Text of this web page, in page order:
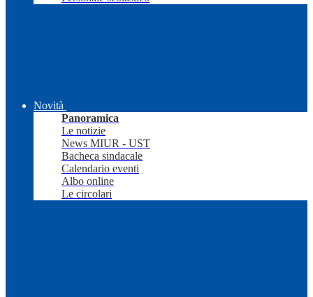
Novità
Panoramica
Le notizie
News MIUR - UST
Bacheca sindacale
Calendario eventi
Albo online
Le circolari